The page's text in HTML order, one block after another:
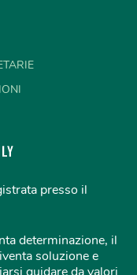
presso il
determinazione, il
soluzione e